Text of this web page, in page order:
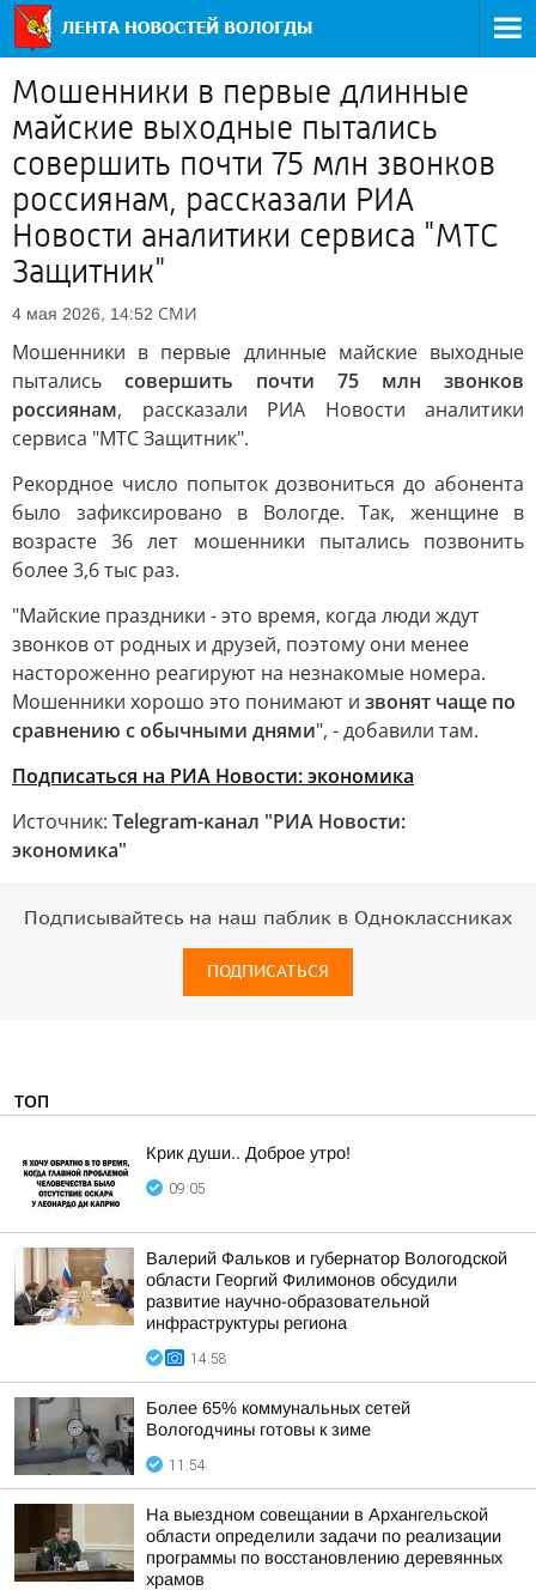
Мошенники в первые длинные
майские выходные пытались
совершить почти 75 млн звонков
россиянам, рассказали РИА
Новости аналитики сервиса "МТС
Защитник"
4 мая 2026, 14:52 СМИ
Мошенники в первые длинные майские выходные
пытались совершить почти 75 млн звонков
россиянам, рассказали РИА Новости аналитики
сервиса "МТС Защитник".
Рекордное число попыток дозвониться до абонента
было зафиксировано в Вологде. Так, женщине в
возрасте 36 лет мошенники пытались позвонить
более 3,6 тыс раз.
"Майские праздники - это время, когда люди ждут
звонков от родных и друзей, поэтому они менее
настороженно реагируют на незнакомые номера.
Мошенники хорошо это понимают и звонят чаще по
сравнению с обычными днями", - добавили там.
Подписаться на РИА Новости: экономика
Источник: Telegram-канал "РИА Новости:
экономика"
Подписывайтесь на наш паблик в Одноклассниках
ПОДПИСАТЬСЯ
ТОП
Крик души.. Доброе утро!
09:05
Валерий Фальков и губернатор Вологодской
области Георгий Филимонов обсудили
развитие научно-образовательной
инфраструктуры региона
14:58
Более 65% коммунальных сетей
Вологодчины готовы к зиме
11:54
На выездном совещании в Архангельской
области определили задачи по реализации
программы по восстановлению деревянных
храмов